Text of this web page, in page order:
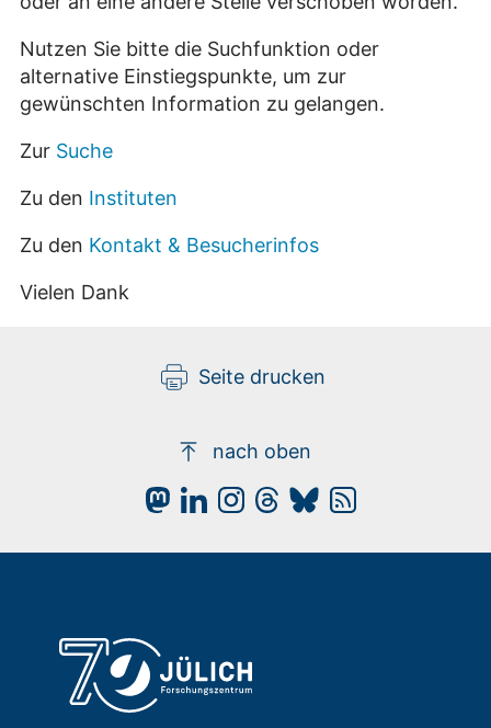
Nutzen Sie bitte die Suchfunktion oder
alternative Einstiegspunkte, um zur
gewünschten Information zu gelangen.
Zur Suche
Zu den Instituten
Zu den Kontakt & Besucherinfos
Vielen Dank
Seite drucken
nach oben